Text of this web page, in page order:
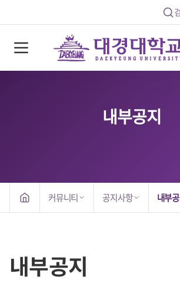
내부공지
커뮤니티 공지사항 내부
내부공지